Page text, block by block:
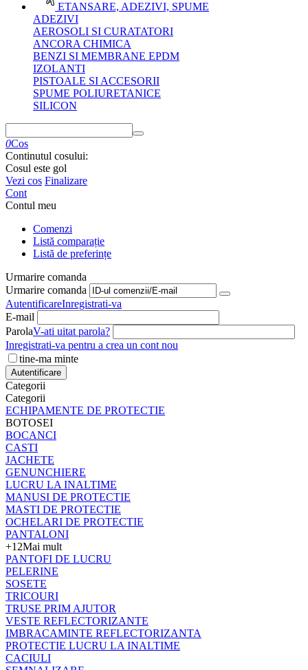
ETANSARE, ADEZIVI, SPUME
ADEZIVI
AEROSOLI SI CURATATORI
ANCORA CHIMICA
BENZI SI MEMBRANE EPDM
IZOLANTI
PISTOALE SI ACCESORII
SPUME POLIURETANICE
SILICON
0Cos
Continutul cosului:
Cosul este gol
Vezi cos Finalizare
Cont
Contul meu
Comenzi
Listă comparație
Listă de preferințe
Urmarire comanda
Urmarire comanda
AutentificareInregistrati-va
E-mail
ParolaV-ati uitat parola?
Inregistrati-va pentru a crea un cont nou
tine-ma minte
Autentificare
Categorii
Categorii
ECHIPAMENTE DE PROTECTIE
BOTOSEI
BOCANCI
CASTI
JACHETE
GENUNCHIERE
LUCRU LA INALTIME
MANUSI DE PROTECTIE
MASTI DE PROTECTIE
OCHELARI DE PROTECTIE
PANTALONI
+12Mai mult
PANTOFI DE LUCRU
PELERINE
SOSETE
TRICOURI
TRUSE PRIM AJUTOR
VESTE REFLECTORIZANTE
IMBRACAMINTE REFLECTORIZANTA
PROTECTIE LUCRU LA INALTIME
CACIULI